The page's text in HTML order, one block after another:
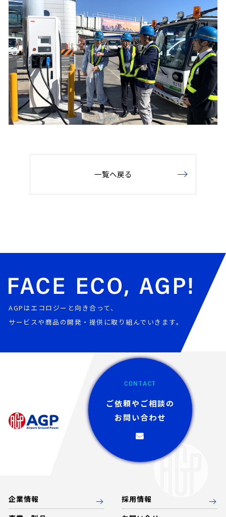
一覧へ戻る
AGPはエコロジーと向き合って、
サービスや商品の開発・提供に取り組んでいきます。
CONTACT
ご依頼やご相談の
お問い合わせ
企業情報
採用情報